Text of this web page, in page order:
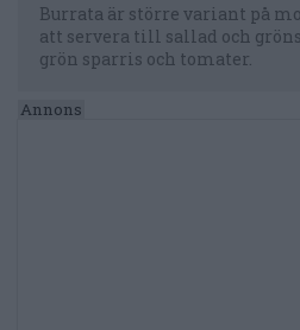
Burrata är större variant på
att servera till sallad och
grön sparris och tomater.